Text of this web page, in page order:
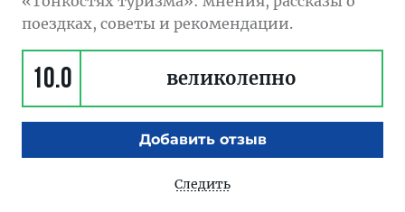
поездках, советы и рекомендации.
10.0 великолепно
Добавить отзыв
Следить